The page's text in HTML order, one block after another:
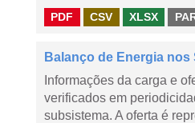
PDF CSV XLSX
Balanço de Energia
Informações da carga e
verificados em
subsistema. A oferta é